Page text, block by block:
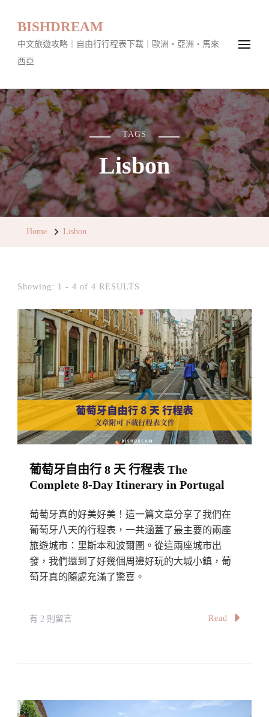
BISHDREAM
中文旅遊攻略｜自由行行程表下載｜歐洲・亞洲・馬來
西亞
TAGS
Lisbon
Home Lisbon
Showing: 1 - 4 of 4 RESULTS
葡萄牙自由行 8 天 行程表 The
Complete 8-Day Itinerary in Portugal
葡萄牙真的好美好美！這一篇文章分享了我們在
葡萄牙八天的行程表，一共涵蓋了最主要的兩座
旅遊城市：里斯本和波爾圖。從這兩座城市出
發，我們還到了好幾個周邊好玩的大城小鎮，葡
萄牙真的隨處充滿了驚喜。
在
由
有 2 則留言 Read